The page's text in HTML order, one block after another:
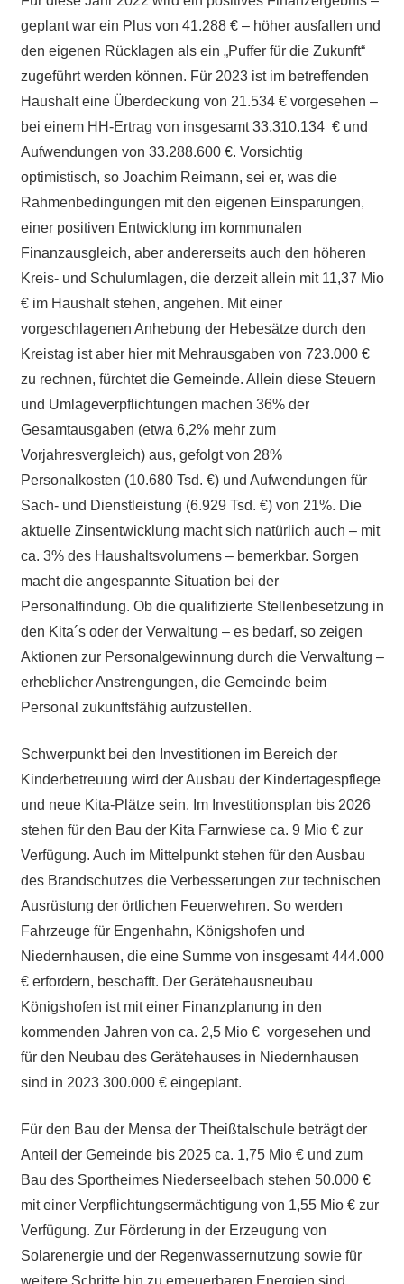
geplant war ein Plus von 41.288 € – höher ausfallen und
den eigenen Rücklagen als ein „Puffer für die Zukunft“
zugeführt werden können. Für 2023 ist im betreffenden
Haushalt eine Überdeckung von 21.534 € vorgesehen –
bei einem HH-Ertrag von insgesamt 33.310.134 € und
Aufwendungen von 33.288.600 €. Vorsichtig
optimistisch, so Joachim Reimann, sei er, was die
Rahmenbedingungen mit den eigenen Einsparungen,
einer positiven Entwicklung im kommunalen
Finanzausgleich, aber andererseits auch den höheren
Kreis- und Schulumlagen, die derzeit allein mit 11,37 Mio
€ im Haushalt stehen, angehen. Mit einer
vorgeschlagenen Anhebung der Hebesätze durch den
Kreistag ist aber hier mit Mehrausgaben von 723.000 €
zu rechnen, fürchtet die Gemeinde. Allein diese Steuern
und Umlageverpflichtungen machen 36% der
Gesamtausgaben (etwa 6,2% mehr zum
Vorjahresvergleich) aus, gefolgt von 28%
Personalkosten (10.680 Tsd. €) und Aufwendungen für
Sach- und Dienstleistung (6.929 Tsd. €) von 21%. Die
aktuelle Zinsentwicklung macht sich natürlich auch – mit
ca. 3% des Haushaltsvolumens – bemerkbar. Sorgen
macht die angespannte Situation bei der
Personalfindung. Ob die qualifizierte Stellenbesetzung in
den Kita´s oder der Verwaltung – es bedarf, so zeigen
Aktionen zur Personalgewinnung durch die Verwaltung –
erheblicher Anstrengungen, die Gemeinde beim
Personal zukunftsfähig aufzustellen.
Schwerpunkt bei den Investitionen im Bereich der
Kinderbetreuung wird der Ausbau der Kindertagespflege
und neue Kita-Plätze sein. Im Investitionsplan bis 2026
stehen für den Bau der Kita Farnwiese ca. 9 Mio € zur
Verfügung. Auch im Mittelpunkt stehen für den Ausbau
des Brandschutzes die Verbesserungen zur technischen
Ausrüstung der örtlichen Feuerwehren. So werden
Fahrzeuge für Engenhahn, Königshofen und
Niedernhausen, die eine Summe von insgesamt 444.000
€ erfordern, beschafft. Der Gerätehausneubau
Königshofen ist mit einer Finanzplanung in den
kommenden Jahren von ca. 2,5 Mio € vorgesehen und
für den Neubau des Gerätehauses in Niedernhausen
sind in 2023 300.000 € eingeplant.
Für den Bau der Mensa der Theißtalschule beträgt der
Anteil der Gemeinde bis 2025 ca. 1,75 Mio € und zum
Bau des Sportheimes Niederseelbach stehen 50.000 €
mit einer Verpflichtungsermächtigung von 1,55 Mio € zur
Verfügung. Zur Förderung in der Erzeugung von
Solarenergie und der Regenwassernutzung sowie für
weitere Schritte hin zu erneuerbaren Energien sind